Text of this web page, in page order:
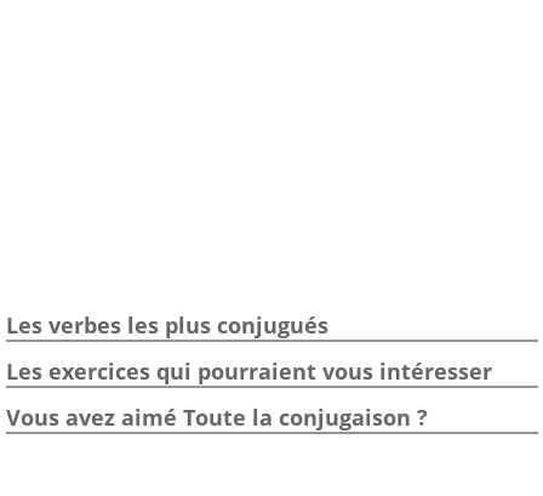
Les verbes les plus conjugués
Les exercices qui pourraient vous intéresser
Vous avez aimé Toute la conjugaison ?